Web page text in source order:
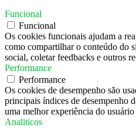
Funcional
Funcional
Os cookies funcionais ajudam a
como compartilhar o conteúdo do
social, coletar feedbacks e outros
Performance
Performance
Os cookies de desempenho são
principais índices de desempenho
uma melhor experiência do usuário
Analiticos